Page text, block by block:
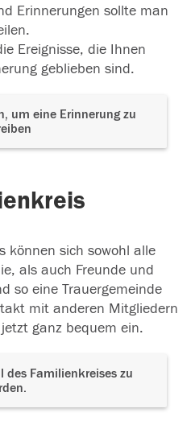
Erinnerungen sollte man
Ereignisse, die Ihnen
geblieben sind.
um eine Erinnerung zu
können sich sowohl alle
als auch Freunde und
so eine Trauergemeinde
mit anderen Mitgliedern
ganz bequem ein.
des Familienkreises zu